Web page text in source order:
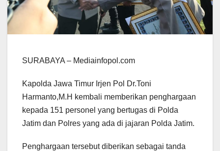
SURABAYA – Mediainfopol.com
Kapolda Jawa Timur Irjen Pol Dr.Toni
Harmanto,M.H kembali memberikan penghargaan
kepada 151 personel yang bertugas di Polda
Jatim dan Polres yang ada di jajaran Polda Jatim.
Penghargaan tersebut diberikan sebagai tanda